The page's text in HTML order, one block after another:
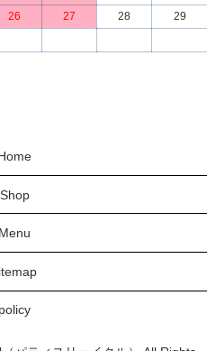
26 27 28
29
Shop
Menu
policy